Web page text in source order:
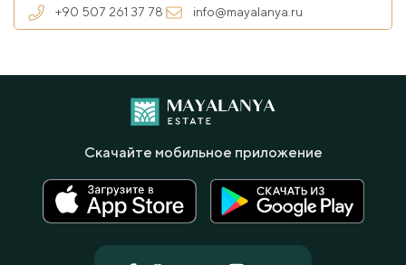
+90 507 261 37 78 info@mayalanya.ru
Скачайте мобильное приложение